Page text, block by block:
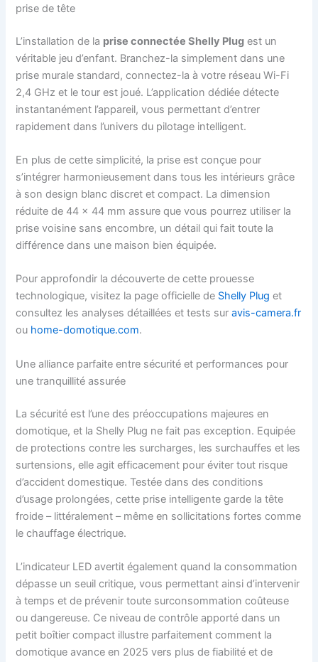
prise de tête
L’installation de la prise connectée Shelly Plug est un
véritable jeu d’enfant. Branchez-la simplement dans une
prise murale standard, connectez-la à votre réseau Wi-Fi
2,4 GHz et le tour est joué. L’application dédiée détecte
instantanément l’appareil, vous permettant d’entrer
rapidement dans l’univers du pilotage intelligent.
En plus de cette simplicité, la prise est conçue pour
s’intégrer harmonieusement dans tous les intérieurs grâce
à son design blanc discret et compact. La dimension
réduite de 44 x 44 mm assure que vous pourrez utiliser la
prise voisine sans encombre, un détail qui fait toute la
différence dans une maison bien équipée.
Pour approfondir la découverte de cette prouesse
technologique, visitez la page officielle de Shelly Plug et
consultez les analyses détaillées et tests suravis-camera.fr
ou home-domotique.com.
Une alliance parfaite entre sécurité et performances pour
une tranquillité assurée
La sécurité est l’une des préoccupations majeures en
domotique, et la Shelly Plug ne fait pas exception. Equipée
de protections contre les surcharges, les surchauffes et les
surtensions, elle agit efficacement pour éviter tout risque
d’accident domestique. Testée dans des conditions
d’usage prolongées, cette prise intelligente garde la tête
froide – littéralement – même en sollicitations fortes comme
le chauffage électrique.
L’indicateur LED avertit également quand la consommation
dépasse un seuil critique, vous permettant ainsi d’intervenir
à temps et de prévenir toute surconsommation coûteuse
ou dangereuse. Ce niveau de contrôle apporté dans un
petit boîtier compact illustre parfaitement comment la
domotique avance en 2025 vers plus de fiabilité et de